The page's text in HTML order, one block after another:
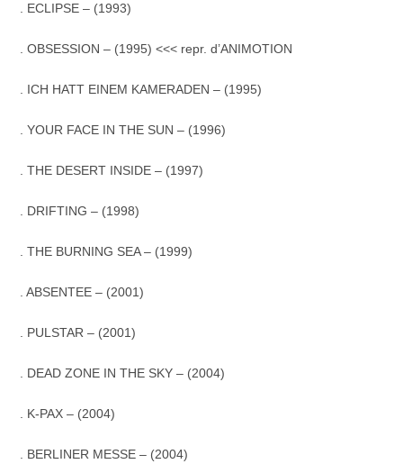
. ECLIPSE – (1993)
. OBSESSION – (1995) <<< repr. d’ANIMOTION
. ICH HATT EINEM KAMERADEN – (1995)
. YOUR FACE IN THE SUN – (1996)
. THE DESERT INSIDE – (1997)
. DRIFTING – (1998)
. THE BURNING SEA – (1999)
. ABSENTEE – (2001)
. PULSTAR – (2001)
. DEAD ZONE IN THE SKY – (2004)
. K-PAX – (2004)
. BERLINER MESSE – (2004)